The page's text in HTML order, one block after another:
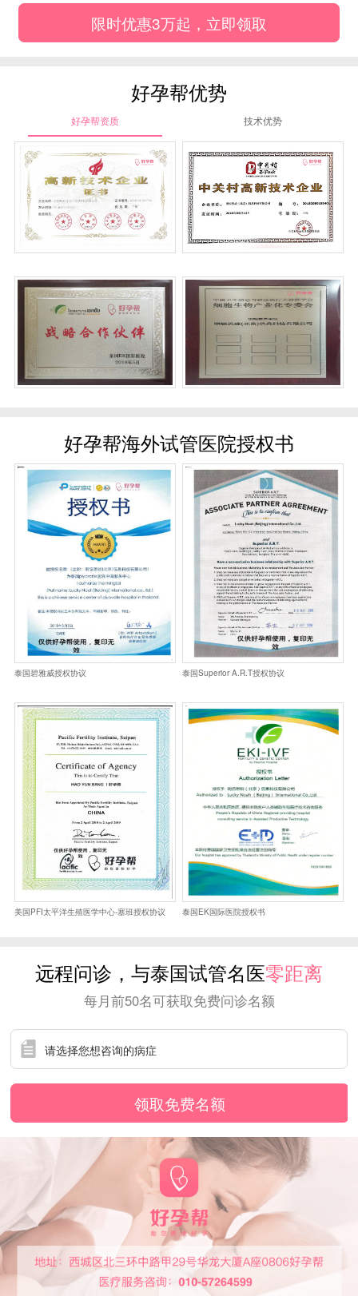
限时优惠3万起，立即领取
好孕帮优势
好孕帮资质 技术优势
好孕帮海外试管医院授权书
泰国碧雅威授权协议 泰国Superior A.R.T授权协议
美国PFI太平洋生殖医学中心-塞班授权协议 泰国EK国际医院授权书
远程问诊，与泰国试管名医零距离
每月前50名可获取免费问诊名额
领取免费名额